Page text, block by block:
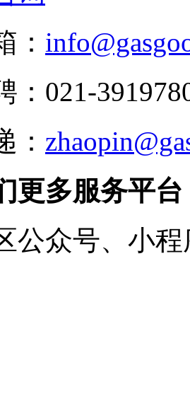
：
：021-
：
更多服务平台
公众号、小